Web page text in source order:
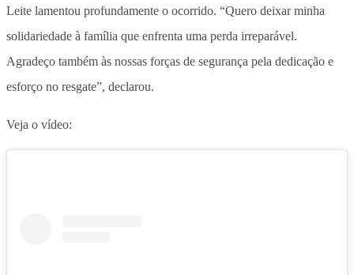
Leite lamentou profundamente o ocorrido. “Quero deixar minha
solidariedade à família que enfrenta uma perda irreparável.
Agradeço também às nossas forças de segurança pela dedicação e
esforço no resgate”, declarou.
Veja o vídeo: